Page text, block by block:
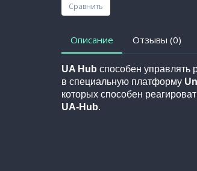
Сравнить
Описание Отзывы (0)
UA Hub способен управлять
в специальную платформу
которых способен
UA-Hub.